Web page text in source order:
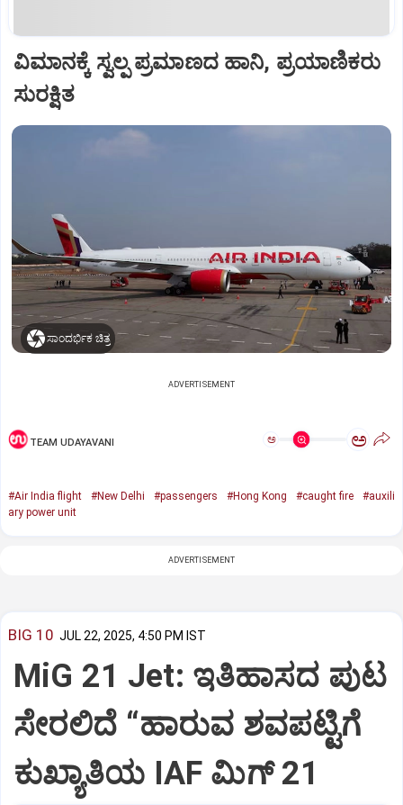
ವಿಮಾನಕ್ಕೆ ಸ್ವಲ್ಪ ಪ್ರಮಾಣದ ಹಾನಿ, ಪ್ರಯಾಣಿಕರು
ಸುರಕ್ಷಿತ
ಸಾಂದರ್ಭಿಕ ಚಿತ್ರ
ADVERTISEMENT
TEAM UDAYAVANI ಅ ಅ
#Air India flight #New Delhi #passengers #Hong Kong #caught fire
#auxili
ary power unit
ADVERTISEMENT
BIG 10 JUL 22, 2025, 4:50 PM IST
MiG 21 Jet: ಇತಿಹಾಸದ ಪುಟ
ಸೇರಲಿದೆ “ಹಾರುವ ಶವಪಟ್ಟಿಗೆ
ಕುಖ್ಯಾತಿಯ IAF ಮಿಗ್‌ 21